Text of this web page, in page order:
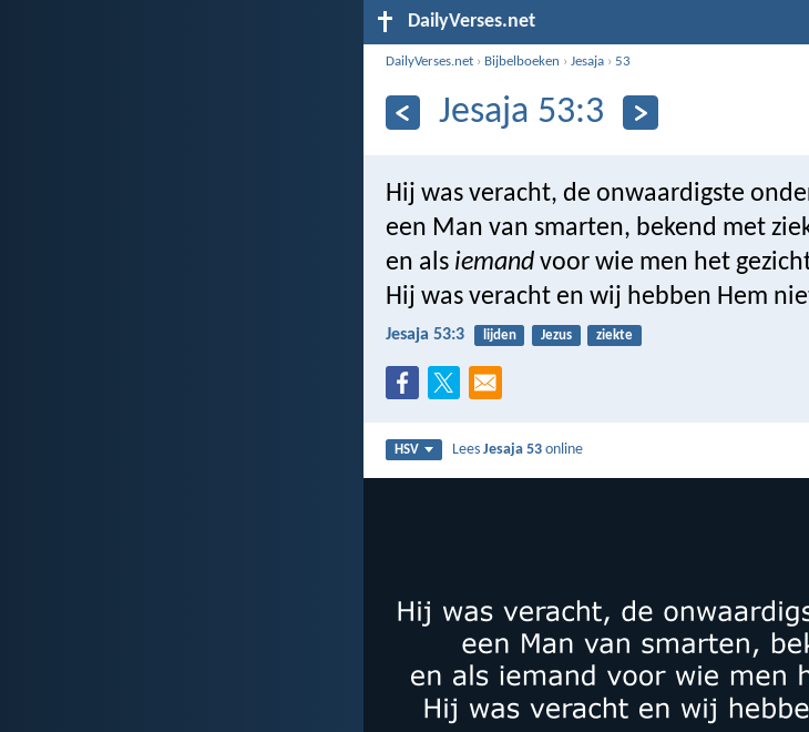
DailyVerses.net
DailyVerses.net › Bijbelboeken ›Jesaja ›53
Jesaja 53:3
Hij was veracht, de onwaardigste
een Man van smarten, bekend met
en als iemand voor wie men het
Hij was veracht en wij hebben Hem
Jesaja 53:3 lijden Jezus ziekte
HSV LeesJesaja 53 online